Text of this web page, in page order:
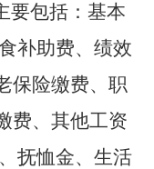
要包括：基本
补助费、绩效
保险缴费、职
费、其他工资
抚恤金、生活